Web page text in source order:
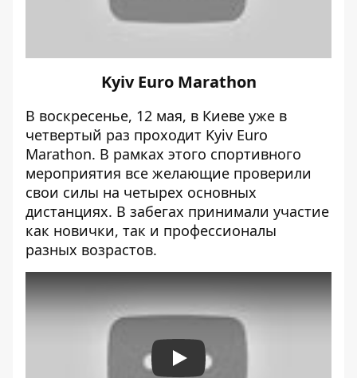
Kyiv Euro Marathon
В воскресенье, 12 мая, в Киеве уже в
четвертый раз проходит Kyiv Euro
Marathon. В рамках этого спортивного
мероприятия все желающие проверили
свои силы на четырех основных
дистанциях. В забегах принимали участие
как новички, так и профессионалы
разных возрастов.
Play